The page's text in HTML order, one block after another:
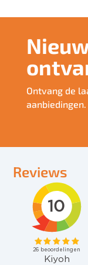
Ontvang de
aanbiedingen.
Reviews